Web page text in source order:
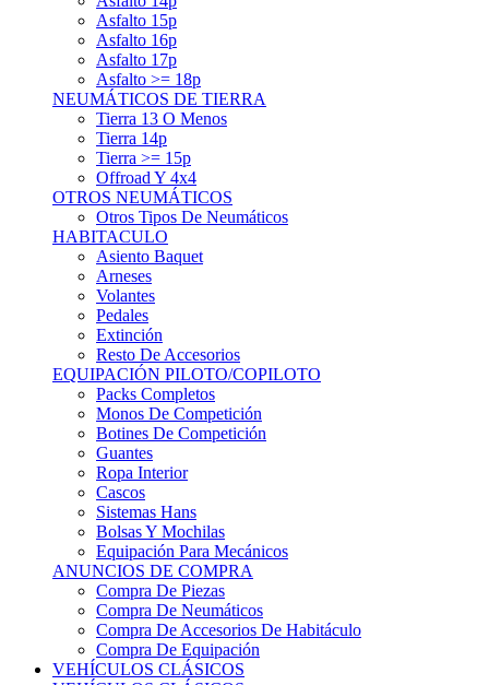
Asfalto 16p
Asfalto 17p
Asfalto >= 18p
NEUMÁTICOS DE TIERRA
Tierra 13 O Menos
Tierra 14p
Tierra >= 15p
Offroad Y 4x4
OTROS NEUMÁTICOS
Otros Tipos De Neumáticos
HABITACULO
Asiento Baquet
Arneses
Volantes
Pedales
Extinción
Resto De Accesorios
EQUIPACIÓN PILOTO/COPILOTO
Packs Completos
Monos De Competición
Botines De Competición
Guantes
Ropa Interior
Cascos
Sistemas Hans
Bolsas Y Mochilas
Equipación Para Mecánicos
ANUNCIOS DE COMPRA
Compra De Piezas
Compra De Neumáticos
Compra De Accesorios De Habitáculo
Compra De Equipación
VEHÍCULOS CLÁSICOS
VEHÍCULOS CLÁSICOS
Clásicos De Calle